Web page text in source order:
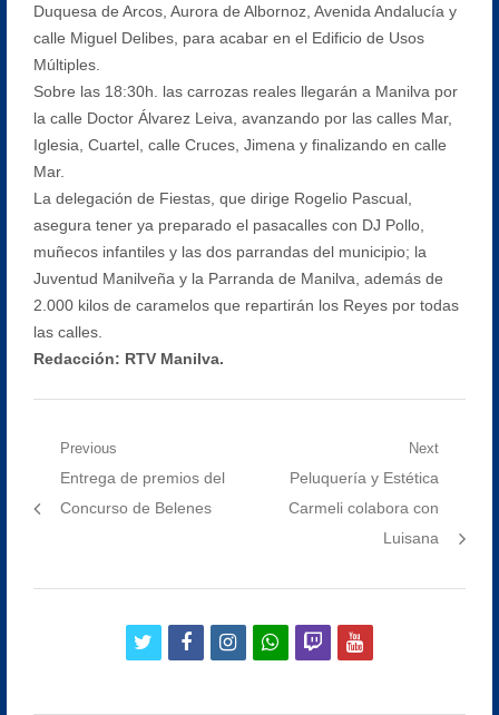
Duquesa de Arcos, Aurora de Albornoz, Avenida Andalucía y
calle Miguel Delibes, para acabar en el Edificio de Usos
Múltiples.
Sobre las 18:30h. las carrozas reales llegarán a Manilva por
la calle Doctor Álvarez Leiva, avanzando por las calles Mar,
Iglesia, Cuartel, calle Cruces, Jimena y finalizando en calle
Mar.
La delegación de Fiestas, que dirige Rogelio Pascual,
asegura tener ya preparado el pasacalles con DJ Pollo,
muñecos infantiles y las dos parrandas del municipio; la
Juventud Manilveña y la Parranda de Manilva, además de
2.000 kilos de caramelos que repartirán los Reyes por todas
las calles.
Redacción: RTV Manilva.
Navegación
Previous
Previous
post:
Entrega de premios del
Concurso de Belenes
Next
Next
post:
Peluquería y Estética
Carmeli colabora con
Luisana
twitterfacebookinstagramwhatsapp
twitchyoutube